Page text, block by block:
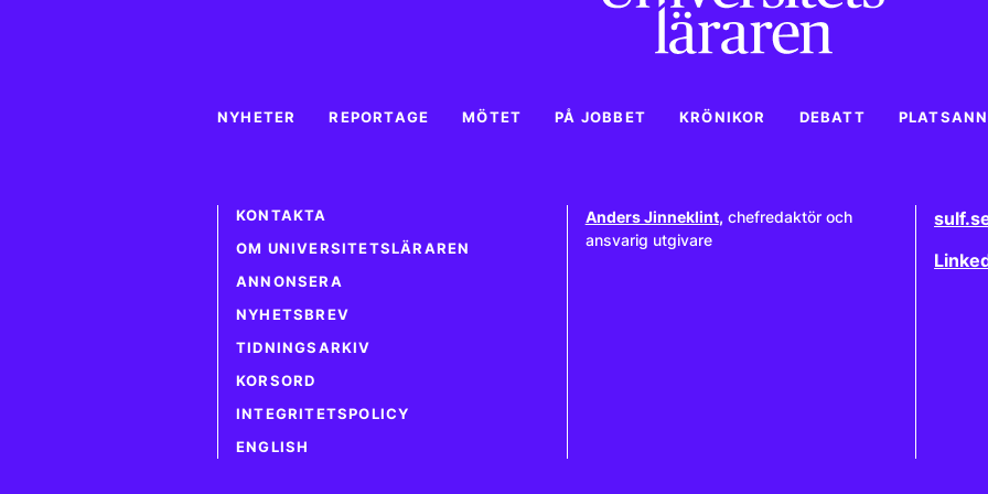
NYHETER REPORTAGE MÖTET PÅ JOBBET KRÖNIKOR DEBATT
KONTAKTA
OM UNIVERSITETSLÄRAREN
ANNONSERA
NYHETSBREV
TIDNINGSARKIV
KORSORD
INTEGRITETSPOLICY
ENGLISH
Anders Jinneklint, chefredaktör och
ansvarig utgivare